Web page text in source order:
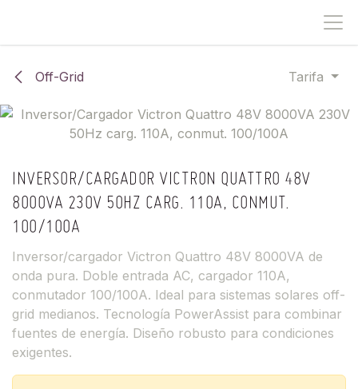
Off-Grid Tarifa
INVERSOR/CARGADOR VICTRON QUATTRO 48V
8000VA 230V 50HZ CARG. 110A, CONMUT.
100/100A
Inversor/cargador Victron Quattro 48V 8000VA de
onda pura. Doble entrada AC, cargador 110A,
conmutador 100/100A. Ideal para sistemas solares off-
grid medianos. Tecnología PowerAssist para combinar
fuentes de energía. Diseño robusto para condiciones
exigentes.